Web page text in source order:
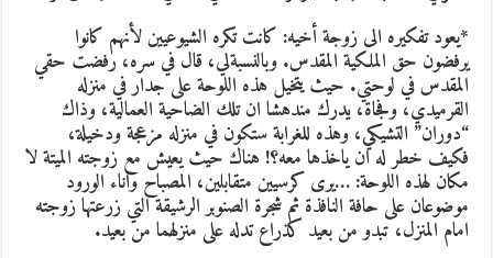
*يعود تفكيره الى زوجة أخيه: كانت تكره الشيوعيين لأنهم كانوا
يرفضون حق الملكية المقدس. وبالنسبةلي، قال في سره، رفضت حقي
المقدس في لوحتي. حيث يتخيل هذه اللوحة على جدار في منزله
القرميدي، وفجاة، يدرك مندهشا ان تلك الضاحية العمالية، وذاك
“دوران” التشيكي، وهذه للغرابة ستكون في منزله مزعجة ودخيلة،
فكيف خطر له ان ياخذها معه؟! هناك حيث يعيش مع زوجته الميتة لا
مكان لهذه اللوحة: …يرى كرسيين متقابلين، المصباح واناء الورود
موضوعان على حافة النافذة ثم شجرة الصنوبر الرشيقة التي زرعتها زوجته
امام المنزل، تبدو من بعيد كذراع تدله على منزلهما من بعيد.